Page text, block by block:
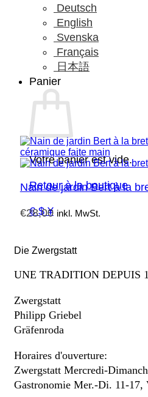
Deutsch
English
Svenska
Français
日本語
Panier
Votre panier est vide.
Retour à la boutique
€ $ ¥
Nain de jardin Bert à la
€28,00 inkl. MwSt.
Die Zwergstatt
UNE TRADITION DEPUIS
Zwergstatt
Philipp Griebel
Gräfenroda
Horaires d'ouverture:
Zwergstatt Mercredi-
Gastronomie Mer.-Di. 11-17,